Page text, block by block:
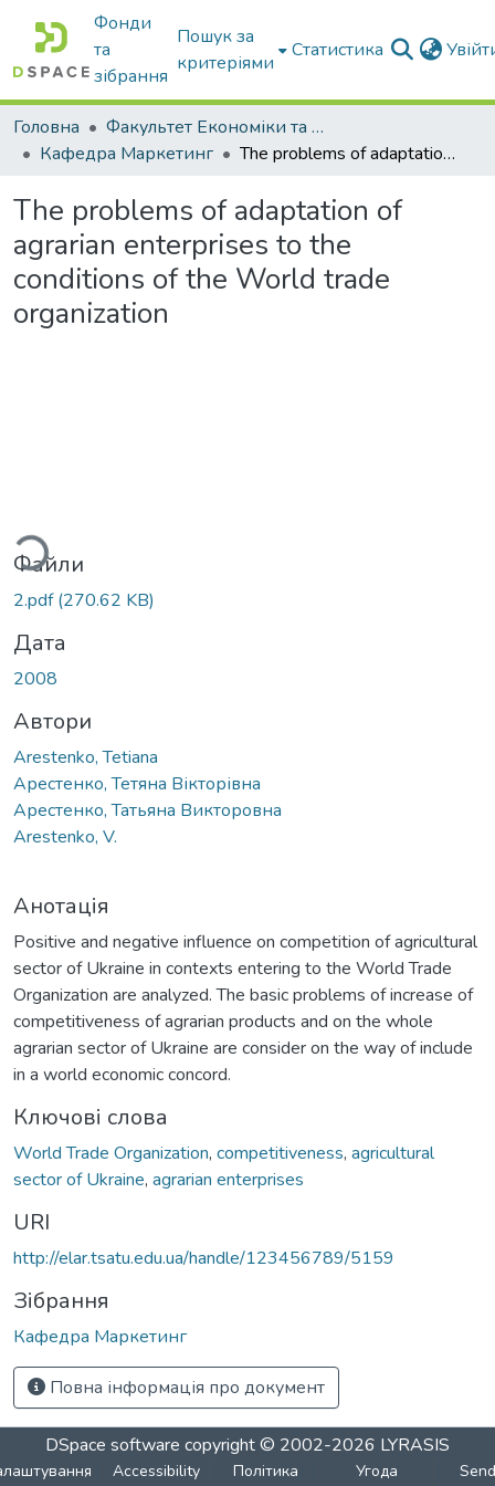
Фонди
та
зібрання
Пошук за
критеріями
Статистика
Головна
Факультет Економіки та бізнесу
Кафедра Маркетинг
The problems of adaptation of agrarian enterprises to the conditions of the World trade organization
The problems of adaptation of
agrarian enterprises to the
conditions of the World trade
organization
Файли
2.pdf(270.62 KB)
Дата
2008
Автори
Arestenko, Tetiana
Арестенко, Тетяна Вікторівна
Арестенко, Татьяна Викторовна
Arestenko, V.
Анотація
Positive and negative influence on competition of agricultural
sector of Ukraine in contexts entering to the World Trade
Organization are analyzed. The basic problems of increase of
competitiveness of agrarian products and on the whole
agrarian sector of Ukraine are consider on the way of include
in a world economic concord.
Ключові слова
World Trade Organization, competitiveness, agricultural
sector of Ukraine, agrarian enterprises
URI
http://elar.tsatu.edu.ua/handle/123456789/5159
Зібрання
Кафедра Маркетинг
Повна інформація про документ
DSpace software copyright © 2002-2026 LYRASIS
Accessibility
Політика
Угода
Send